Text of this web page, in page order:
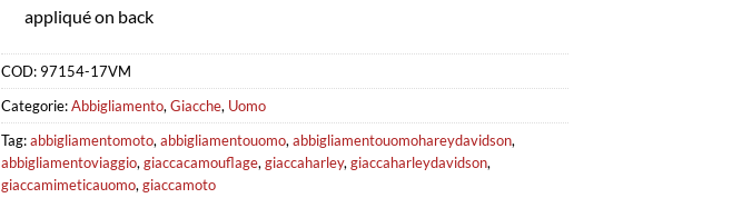
appliqué on back
COD: 97154-17VM
Categorie:Abbigliamento, Giacche, Uomo
Tag:abbigliamentomoto, abbigliamentouomo, abbigliamentouomohareydavidson,
abbigliamentoviaggio, giaccacamouflage, giaccaharley, giaccaharleydavidson,
giaccamimeticauomo, giaccamoto